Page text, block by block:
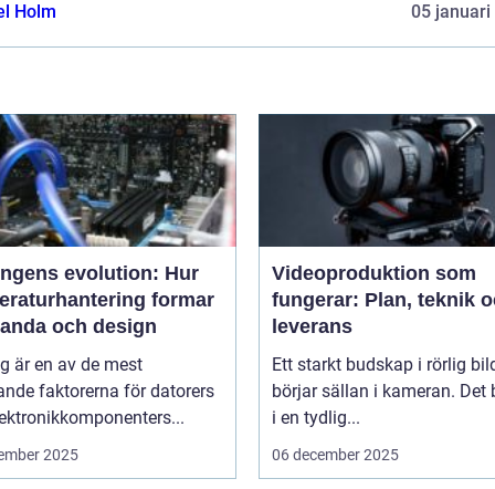
Holm 05 januari
evolution: Hur
formar
och design
är en av de mest
faktorerna för datorers
2025
Videoproduktion som
fungerar: Plan, teknik
leverans
Ett starkt budskap i rörlig
börjar sällan i kameran. Det
i en tydlig...
06 december 2025